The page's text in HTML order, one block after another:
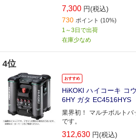
モーターズボックスの経
マーケット商品への想い。
7,300 円(税込)
730 ポイント (10%)
1～3日で出荷
在庫少なめ
4位
おすすめ
HiKOKI ハイコーキ コ
6HY ガタ EC4516HYS
業界初！ マルチボルト
です。
312,630 円(税込)